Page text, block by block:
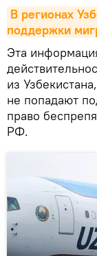
В регионах
поддержки
Эта
из
не попадают
право
РФ.